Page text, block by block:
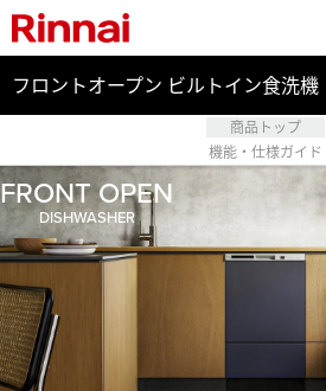
フロントオープン ビルトイン食洗機
商品トップ
機能・仕様ガイド
FRONT OPEN
DISHWASHER